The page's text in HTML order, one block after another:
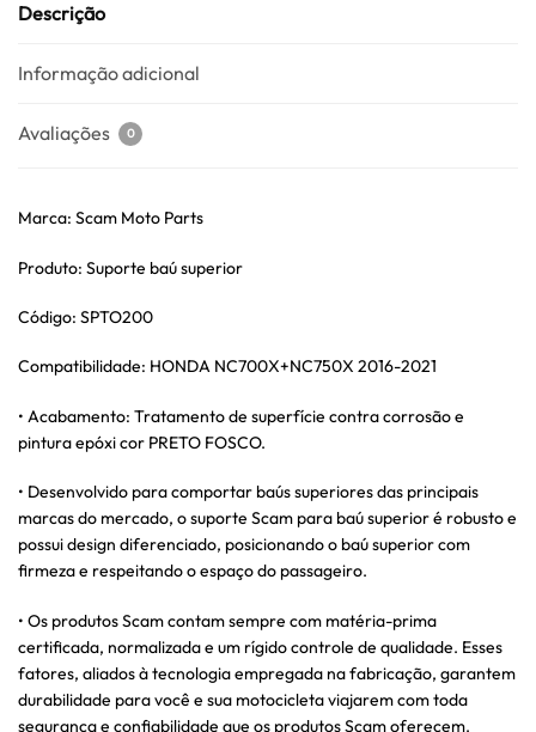
Descrição
Informação adicional
Avaliações 0
Marca: Scam Moto Parts
Produto: Suporte baú superior
Código: SPTO200
Compatibilidade: HONDA NC700X+NC750X 2016-2021
• Acabamento: Tratamento de superfície contra corrosão e
pintura epóxi cor PRETO FOSCO.
• Desenvolvido para comportar baús superiores das principais
marcas do mercado, o suporte Scam para baú superior é robusto e
possui design diferenciado, posicionando o baú superior com
firmeza e respeitando o espaço do passageiro.
• Os produtos Scam contam sempre com matéria-prima
certificada, normalizada e um rígido controle de qualidade. Esses
fatores, aliados à tecnologia empregada na fabricação, garantem
durabilidade para você e sua motocicleta viajarem com toda
segurança e confiabilidade que os produtos Scam oferecem.